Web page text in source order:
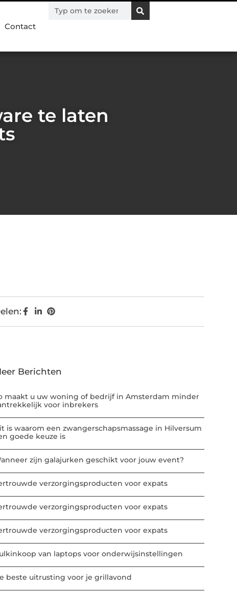
Contact
te laten
Berichten
maakt u uw woning of bedrijf in Amsterdam minder
voor inbrekers
is waarom een zwangerschapsmassage in Hilversum
goede keuze is
zijn galajurken geschikt voor jouw event?
verzorgingsproducten voor expats
verzorgingsproducten voor expats
verzorgingsproducten voor expats
van laptops voor onderwijsinstellingen
beste uitrusting voor je grillavond